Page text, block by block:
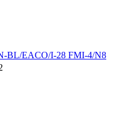
BL/EACO/I-28 FMI-4/N8